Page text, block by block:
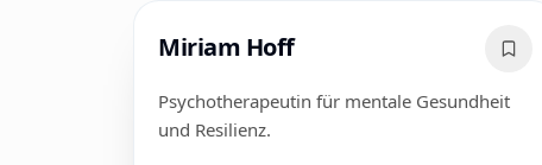
Miriam Hoff
Psychotherapeutin für mentale Gesundheit
und Resilienz.